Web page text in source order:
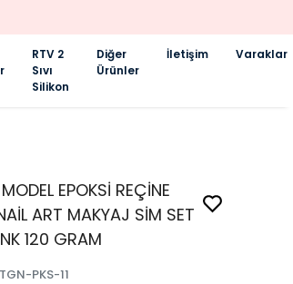
RTV 2
Sıvı
Silikon
Diğer
Ürünler
İletişim Varaklar
EPOKSİ REÇİNE
ART MAKYAJ SİM SET
120 GRAM
PKS-11